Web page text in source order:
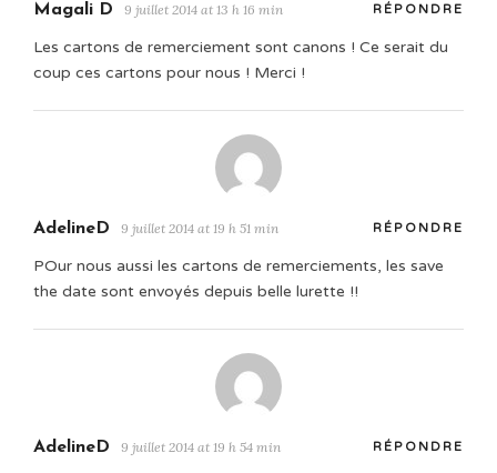
Magali D 9 juillet 2014 at 13 h 16 min RÉPONDRE
Les cartons de remerciement sont canons ! Ce serait du
coup ces cartons pour nous ! Merci !
AdelineD 9 juillet 2014 at 19 h 51 min RÉPONDRE
POur nous aussi les cartons de remerciements, les save
the date sont envoyés depuis belle lurette !!
AdelineD 9 juillet 2014 at 19 h 54 min RÉPONDRE